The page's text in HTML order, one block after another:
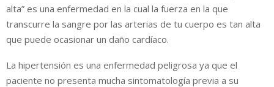
alta” es una enfermedad en la cual la fuerza en la que
transcurre la sangre por las arterias de tu cuerpo es tan alta
que puede ocasionar un daño cardíaco.
La hipertensión es una enfermedad peligrosa ya que el
paciente no presenta mucha sintomatología previa a su